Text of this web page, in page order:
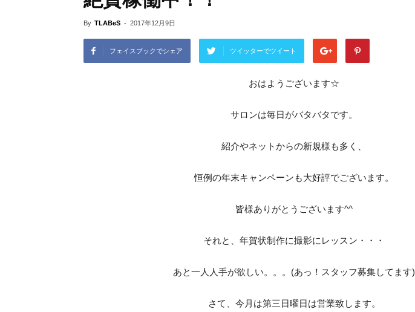
By TLABeS - 2017年12月9日
フェイスブックでシェア ツイッターでツイート
おはようございます☆
サロンは毎日がバタバタです。
紹介やネットからの新規様も多く、
恒例の年末キャンペーンも大好評でございます。
皆様ありがとうございます^^
それと、年賀状制作に撮影にレッスン・・・
あと一人人手が欲しい。。。(あっ！スタッフ募集してます)
さて、今月は第三日曜日は営業致します。